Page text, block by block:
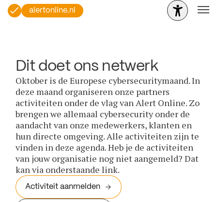
alertonline.nl
Dit doet ons netwerk
Oktober is de Europese cybersecuritymaand. In
deze maand organiseren onze partners
activiteiten onder de vlag van Alert Online. Zo
brengen we allemaal cybersecurity onder de
aandacht van onze medewerkers, klanten en
hun directe omgeving. Alle activiteiten zijn te
vinden in deze agenda. Heb je de activiteiten
van jouw organisatie nog niet aangemeld? Dat
kan via onderstaande link.
Activiteit aanmelden